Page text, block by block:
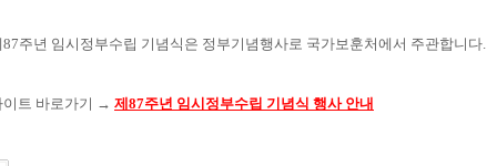
87주년 임시정부수립 기념식은 정부기념행사로 국가보훈처에서 주관합니다.
이트 바로가기 → 제87주년 임시정부수립 기념식 행사 안내